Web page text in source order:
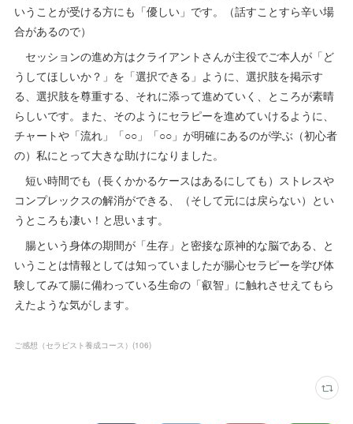
いうことが受ける方にも「優しい」です。（話すことすら辛い場
合があるので）
セッションの進め方はクライアントさんが主役でご本人が「ど
うしてほしいか？」を「選択できる」ように、選択肢を掲示す
る、選択肢を尊重する、それに添って進めていく、ところが素晴
らしいです。また、そのようにセラピーを進めていけるように、
チャートや「流れ」「○○」「○○」が明確にあるのが学ぶ（初心者
の）私にとって大きな助けになりました。
短い時間でも（長くかかるケースはあるにしても）ストレスや
コンプレックスの解消ができる、（そして元には戻らない）とい
うところも凄い！と思います。
腸という身体の期間が「生存」と密接な原神的な脳である、と
いうことは情報としては知っていましたが腸心セラピーを学び体
験してみて腸に備わっている生命の「叡智」に触れさせえてもら
えたような気がします。
ご感想（セラピスト養成コース） (106)